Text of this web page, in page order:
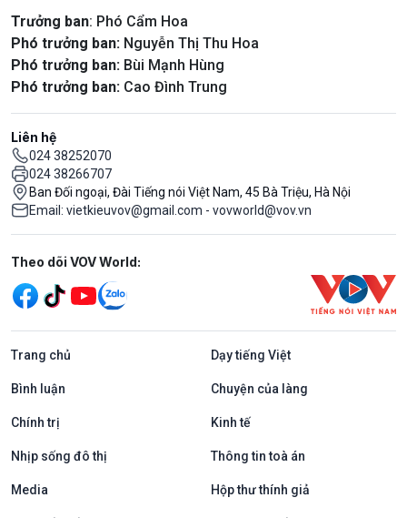
Trưởng ban: Phó Cẩm Hoa
Phó trưởng ban: Nguyễn Thị Thu Hoa
Phó trưởng ban: Bùi Mạnh Hùng
Phó trưởng ban: Cao Đình Trung
Liên hệ
024 38252070
024 38266707
Ban Đối ngoại, Đài Tiếng nói Việt Nam, 45 Bà Triệu, Hà Nội
Email: vietkieuvov@gmail.com - vovworld@vov.vn
Mạng xã hội
Theo dõi VOV World:
Trang chủ Dạy tiếng Việt
Bình luận Chuyện của làng
Chính trị Kinh tế
Nhịp sống đô thị Thông tin toà án
Media Hộp thư thính giả